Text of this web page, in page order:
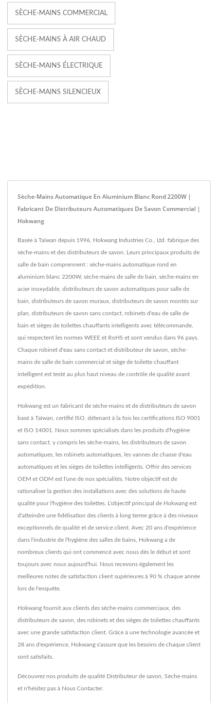
SÈCHE-MAINS COMMERCIAL
SÈCHE-MAINS À AIR CHAUD
SÈCHE-MAINS ÉLECTRIQUE
SÈCHE-MAINS SILENCIEUX
Sèche-Mains Automatique En Aluminium Blanc Rond 2200W |
Fabricant De Distributeurs Automatiques De Savon Commercial |
Hokwang
Basée à Taïwan depuis 1996, Hokwang Industries Co., Ltd. fabrique des
sèche-mains et des distributeurs de savon. Leurs principaux produits de
salle de bain comprennent : sèche-mains automatique rond en
aluminium blanc 2200W, sèche-mains de salle de bain, sèche-mains en
acier inoxydable, distributeurs de savon automatiques pour salle de
bain, distributeurs de savon muraux, distributeurs de savon montés sur
plan, distributeurs de savon sans contact, robinets d'eau de salle de
bain et sièges de toilettes chauffants intelligents avec télécommande,
qui respectent les normes WEEE et RoHS et sont vendus dans 96 pays.
Chaque robinet d'eau sans contact et distributeur de savon, sèche-
mains de salle de bain commercial et siège de toilette chauffant
intelligent est testé au plus haut niveau de contrôle de qualité avant
expédition.
Hokwang est un fabricant de sèche-mains et de distributeurs de savon
basé à Taïwan, certifié ISO, détenant à la fois les certifications ISO 9001
et ISO 14001. Nous sommes spécialisés dans les produits d'hygiène
sans contact, y compris les sèche-mains, les distributeurs de savon
automatiques, les robinets automatiques, les vannes de chasse d'eau
automatiques et les sièges de toilettes intelligents. Offrir des services
OEM et ODM est l'une de nos spécialités. Notre objectif est de
rationaliser la gestion des installations avec des solutions de haute
qualité pour l'hygiène des toilettes. L'objectif principal de Hokwang est
d'atteindre une fidélisation des clients à long terme grâce à des niveaux
exceptionnels de qualité et de service client. Avec 20 ans d'expérience
dans l'industrie de l'hygiène des salles de bains, Hokwang a de
nombreux clients qui ont commencé avec nous dès le début et sont
toujours avec nous aujourd'hui. Nous recevons également les
meilleures notes de satisfaction client supérieures à 90 % chaque année
lors de l'enquête.
Hokwang fournit aux clients des sèche-mains commerciaux, des
distributeurs de savon, des robinets et des sièges de toilettes chauffants
avec une grande satisfaction client. Grâce à une technologie avancée et
28 ans d'expérience, Hokwang s'assure que les besoins de chaque client
sont satisfaits.
Découvrez nos produits de qualité Distributeur de savon Sèche-mains
et n'hésitez pas à Nous Contacter.